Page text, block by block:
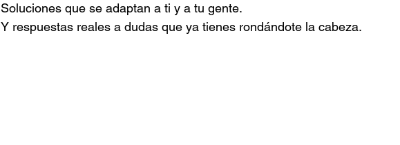
Soluciones que se adaptan a ti y a tu gente.
Y respuestas reales a dudas que ya tienes rondándote la cabeza.